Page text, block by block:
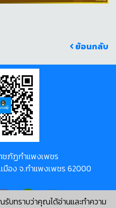
ย้อนกลับ
รับทราบว่าคุณได้อ่านและทำความ
ชภัฏกำแพงเพชร
มือง จ.กำแพงเพชร 62000